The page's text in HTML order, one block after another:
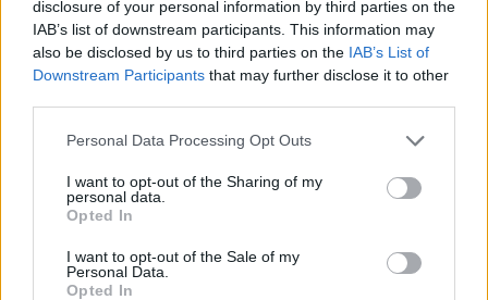
disclosure of your personal information by third parties on the
IAB’s list of downstream participants. This information may
also be disclosed by us to third parties on the IAB’s List of
Downstream Participants that may further disclose it to other
Personal Data Processing Opt Outs
I want to opt-out of the Sharing of my
personal data.
Opted In
I want to opt-out of the Sale of my
Personal Data.
Opted In